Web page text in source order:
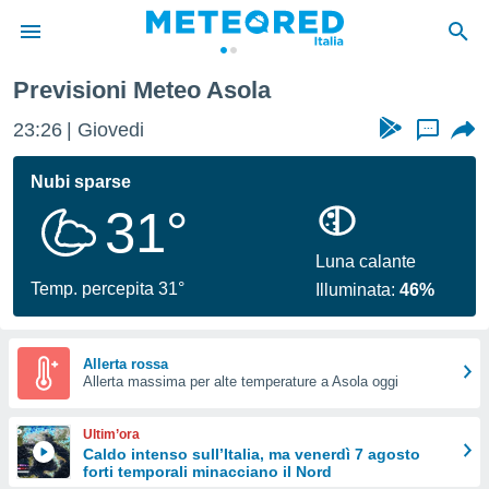
di
per
le
di
Web
le
Previsioni Meteo Asola
23:26 Giovedi ...
Nubi sparse
31°
Temp. percepita 31°
Luna calante
Illuminata:46%
Allerta rossa
Allerta massima per alte temperature a Asola oggi
Ultim’ora
Caldo intenso sull’Italia, ma venerdì 7 agosto
forti temporali minacciano il Nord